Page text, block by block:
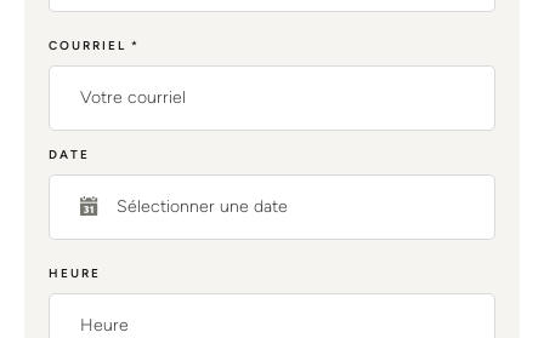
COURRIEL *
DATE
HEURE